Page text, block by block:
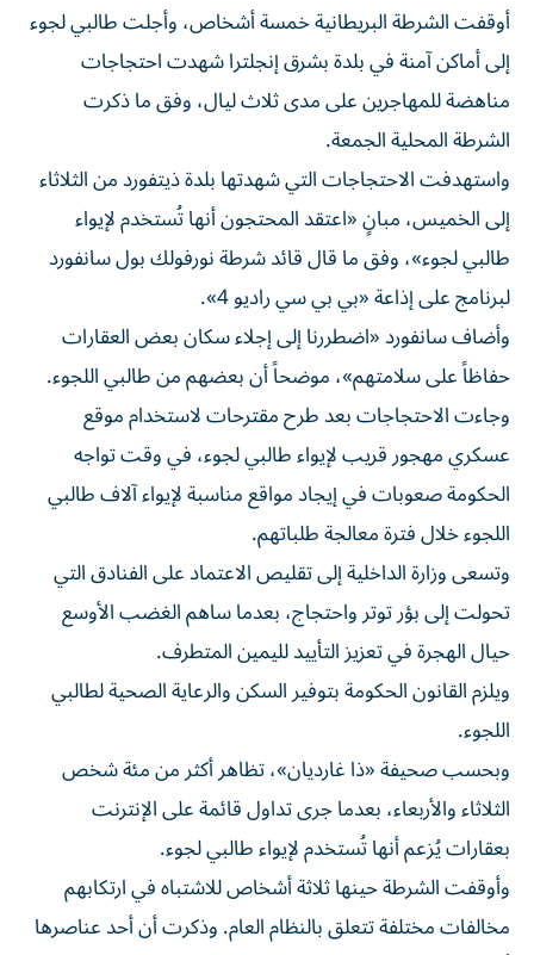
أوقفت الشرطة البريطانية خمسة أشخاص، وأجلت طالبي لجوء
إلى أماكن آمنة في بلدة بشرق إنجلترا شهدت احتجاجات
مناهضة للمهاجرين على مدى ثلاث ليال، وفق ما ذكرت
الشرطة المحلية الجمعة.
واستهدفت الاحتجاجات التي شهدتها بلدة ذيتفورد من الثلاثاء
إلى الخميس، مبانٍ «اعتقد المحتجون أنها تُستخدم لإيواء
طالبي لجوء»، وفق ما قال قائد شرطة نورفولك بول سانفورد
لبرنامج على إذاعة «بي بي سي راديو 4».
وأضاف سانفورد «اضطررنا إلى إجلاء سكان بعض العقارات
حفاظاً على سلامتهم»، موضحاً أن بعضهم من طالبي اللجوء.
وجاءت الاحتجاجات بعد طرح مقترحات لاستخدام موقع
عسكري مهجور قريب لإيواء طالبي لجوء، في وقت تواجه
الحكومة صعوبات في إيجاد مواقع مناسبة لإيواء آلاف طالبي
اللجوء خلال فترة معالجة طلباتهم.
وتسعى وزارة الداخلية إلى تقليص الاعتماد على الفنادق التي
تحولت إلى بؤر توتر واحتجاج، بعدما ساهم الغضب الأوسع
حيال الهجرة في تعزيز التأييد لليمين المتطرف.
ويلزم القانون الحكومة بتوفير السكن والرعاية الصحية لطالبي
اللجوء.
وبحسب صحيفة «ذا غارديان»، تظاهر أكثر من مئة شخص
الثلاثاء والأربعاء، بعدما جرى تداول قائمة على الإنترنت
بعقارات يُزعم أنها تُستخدم لإيواء طالبي لجوء.
وأوقفت الشرطة حينها ثلاثة أشخاص للاشتباه في ارتكابهم
مخالفات مختلفة تتعلق بالنظام العام. وذكرت أن أحد عناصرها